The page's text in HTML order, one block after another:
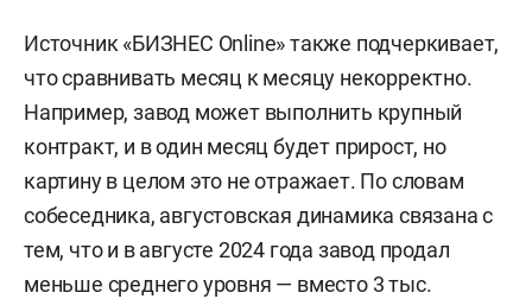
Источник «БИЗНЕС Online» также подчеркивает,
что сравнивать месяц к месяцу некорректно.
Например, завод может выполнить крупный
контракт, и в один месяц будет прирост, но
картину в целом это не отражает. По словам
собеседника, августовская динамика связана с
тем, что и в августе 2024 года завод продал
меньше среднего уровня — вместо 3 тыс.